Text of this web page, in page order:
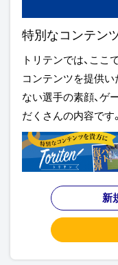
特別なコンテン
トリテンでは、こ
コンテンツを提供
ない選手の素顔、ゲ
だくさんの内容です
新